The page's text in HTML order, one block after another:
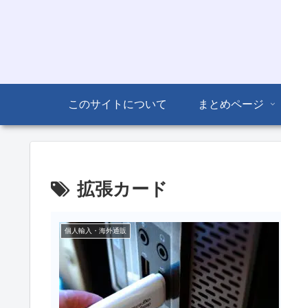
このサイトについて まとめページ
拡張カード
個人輸入・海外通販